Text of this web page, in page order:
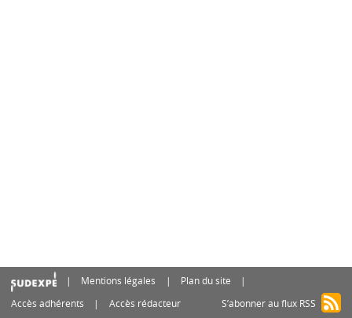
Mentions légales
Plan du site
Accès adhérents
Accès rédacteur S’abonner au flux RSS